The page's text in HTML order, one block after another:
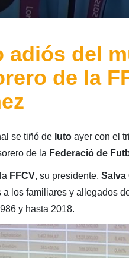
adiós del
de la
se tiñó de luto ayer con el
de la Federació de
FFCV, su presidente, Salva
a los familiares y allegados
y hasta 2018.